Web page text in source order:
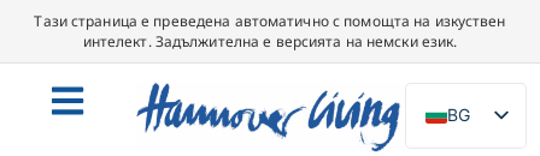
Тази страница е преведена автоматично с помощта на изкуствен
интелект. Задължителна е версията на немски език.
BG